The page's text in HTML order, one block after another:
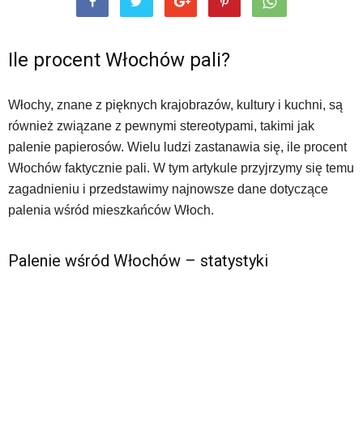
Ile procent Włochów pali?
Włochy, znane z pięknych krajobrazów, kultury i kuchni, są
również związane z pewnymi stereotypami, takimi jak
palenie papierosów. Wielu ludzi zastanawia się, ile procent
Włochów faktycznie pali. W tym artykule przyjrzymy się temu
zagadnieniu i przedstawimy najnowsze dane dotyczące
palenia wśród mieszkańców Włoch.
Palenie wśród Włochów – statystyki